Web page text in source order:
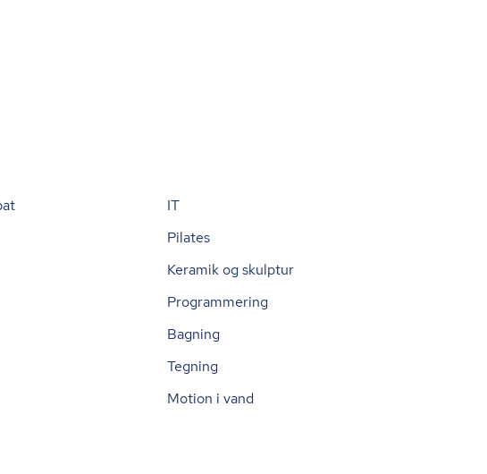
IT
Pilates
Keramik og skulptur
Programmering
Bagning
Tegning
Motion i vand